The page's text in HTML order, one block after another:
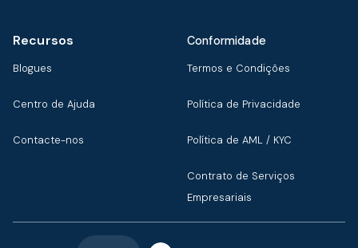
Recursos
Blogues
Centro de Ajuda
Contacte-nos
Conformidade
Termos e Condições
Política de Privacidade
Política de AML / KYC
Contrato de Serviços
Empresariais